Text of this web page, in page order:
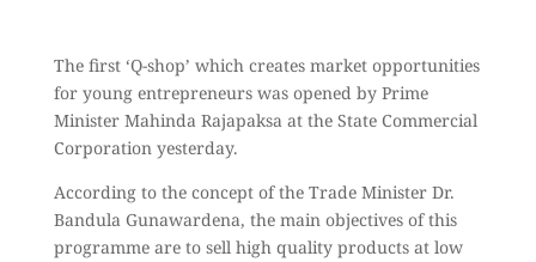
The first ‘Q-shop’ which creates market opportunities
for young entrepreneurs was opened by Prime
Minister Mahinda Rajapaksa at the State Commercial
Corporation yesterday.
According to the concept of the Trade Minister Dr.
Bandula Gunawardena, the main objectives of this
programme are to sell high quality products at low